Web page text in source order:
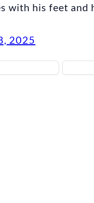
with his feet
2025